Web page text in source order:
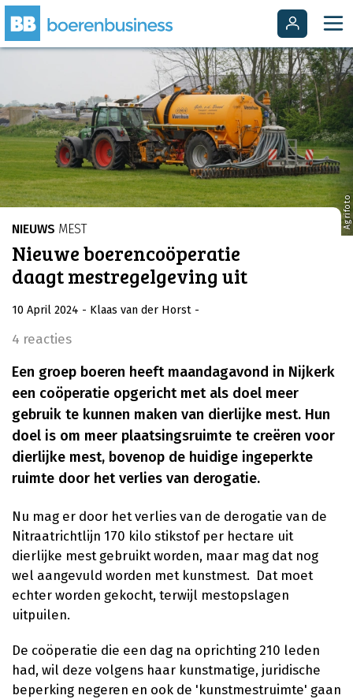
Agrifoto
NIEUWS MEST
Nieuwe boerencoöperatie
daagt mestregelgeving uit
10 April 2024 - Klaas van der Horst -
4 reacties
Een groep boeren heeft maandagavond in Nijkerk
een coöperatie opgericht met als doel meer
gebruik te kunnen maken van dierlijke mest. Hun
doel is om meer plaatsingsruimte te creëren voor
dierlijke mest, bovenop de huidige ingeperkte
ruimte door het verlies van derogatie.
Nu mag er door het verlies van de derogatie van de
Nitraatrichtlijn 170 kilo stikstof per hectare uit
dierlijke mest gebruikt worden, maar mag dat nog
wel aangevuld worden met kunstmest. Dat moet
echter worden gekocht, terwijl mestopslagen
uitpuilen.
De coöperatie die een dag na oprichting 210 leden
had, wil deze volgens haar kunstmatige, juridische
beperking negeren en ook de 'kunstmestruimte' gaan